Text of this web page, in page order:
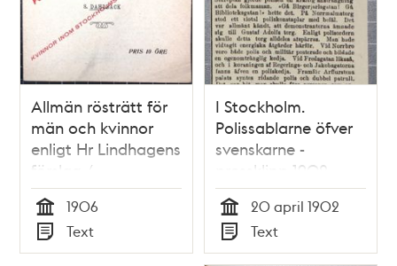
Allmän rösträtt för
män och kvinnor
enligt Hr Lindhagens
förslag /
Arbetarepartiet och
kvinnorna – ett
föredrag 7/3 1906 af
S. Dahlbäck.
Tid
1906
Typ
Text
I Stockholm.
Polissablarne öfver
svenskarne -
pressklipp 1902
Tid
20 april 1902
Typ
Text